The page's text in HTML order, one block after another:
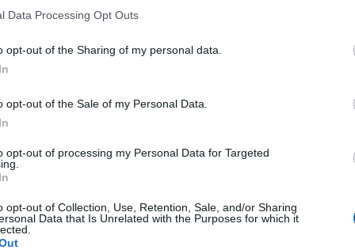
Data Processing Opt Outs
opt-out of the Sharing of my personal data.
opt-out of the Sale of my Personal Data.
opt-out of processing my Personal Data for Targeted
opt-out of Collection, Use, Retention, Sale, and/or Sharing
Data that Is Unrelated with the Purposes for which it
személyiség segít abban, hogy az egyén képes
legyen adaptálni a változó körülményekhez,
pozitívan kommunikáljon másokkal, és
hatékonyan kezelje a stresszt.
mivel az egyén felismeri és kiaknázza saját
készségek fejlesztése elősegíti az egyértelmű